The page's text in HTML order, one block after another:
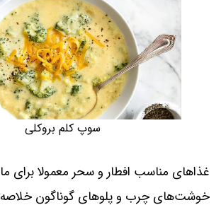
سوپ کلم بروکلی
غذاهای مناسب افطار و سحر معمولا برای ما
خوشت‌های چرب و پلوهای گوناگون